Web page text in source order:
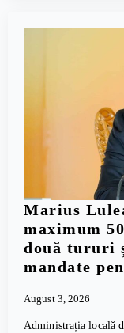
Marius
maximum
două tururi
mandate
August 3, 2026
Administrația locală